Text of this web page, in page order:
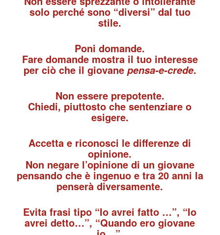
solo perché sono “diversi” dal tuo
stile.
Poni domande.
Fare domande mostra il tuo interesse
per ciò che il giovane pensa-e-crede.
Non essere prepotente.
Chiedi, piuttosto che sentenziare o
esigere.
Accetta e riconosci le differenze di
opinione.
Non negare l’opinione di un giovane
pensando che è ingenuo e tra 20 anni la
penserà diversamente.
Evita frasi tipo “Io avrei fatto …”, “Io
avrei detto…”, “Quando ero giovane